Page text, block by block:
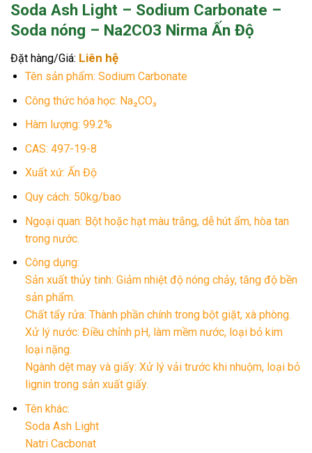
Soda Ash Light – Sodium Carbonate –
Soda nóng – Na2CO3 Nirma Ấn Độ
Đặt hàng/Giá: Liên hệ
Tên sản phẩm: Sodium Carbonate
Công thức hóa học: Na₂CO₃
Hàm lượng: 99.2%
CAS: 497-19-8
Xuất xứ: Ấn Độ
Quy cách: 50kg/bao
Ngoại quan: Bột hoặc hạt màu trắng, dễ hút ẩm, hòa tan
trong nước.
Công dụng:
Sản xuất thủy tinh: Giảm nhiệt độ nóng chảy, tăng độ bền
sản phẩm.
Chất tẩy rửa: Thành phần chính trong bột giặt, xà phòng.
Xử lý nước: Điều chỉnh pH, làm mềm nước, loại bỏ kim
loại nặng.
Ngành dệt may và giấy: Xử lý vải trước khi nhuộm, loại bỏ
lignin trong sản xuất giấy.
Tên khác:
Soda Ash Light
Natri Cacbonat